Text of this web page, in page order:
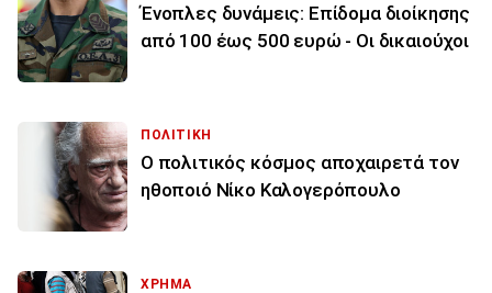
Ένοπλες δυνάμεις: Επίδομα διοίκησης
από 100 έως 500 ευρώ - Οι δικαιούχοι
ΠΟΛΙΤΙΚΗ
Ο πολιτικός κόσμος αποχαιρετά τον
ηθοποιό Νίκο Καλογερόπουλο
ΧΡΗΜΑ